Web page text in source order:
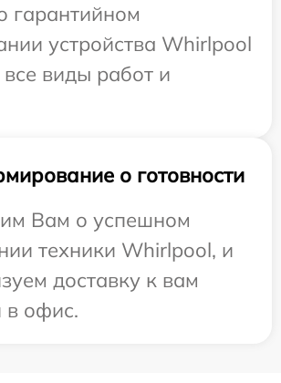
гарантийном
устройства Whirlpool
виды работ и
о готовности
Вам о успешном
техники Whirlpool, и
доставку к вам
в офис.